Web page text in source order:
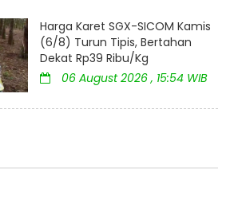
Harga Karet SGX-SICOM Kamis
(6/8) Turun Tipis, Bertahan
Dekat Rp39 Ribu/Kg
06 August 2026 , 15:54 WIB